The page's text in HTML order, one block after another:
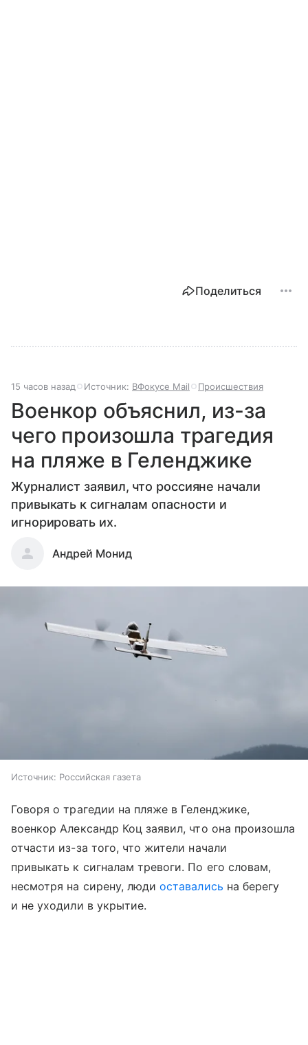
Поделиться
15 часов назад Источник: ВФокусе Mail Происшествия
Военкор объяснил, из-за
чего произошла трагедия
на пляже в Геленджике
Журналист заявил, что россияне начали
привыкать к сигналам опасности и
игнорировать их.
Андрей Монид
Источник: Российская газета
Говоря о трагедии на пляже в Геленджике,
военкор Александр Коц заявил, что она произошла
отчасти из-за того, что жители начали
привыкать к сигналам тревоги. По его словам,
несмотря на сирену, людиоставались на берегу
и не уходили в укрытие.